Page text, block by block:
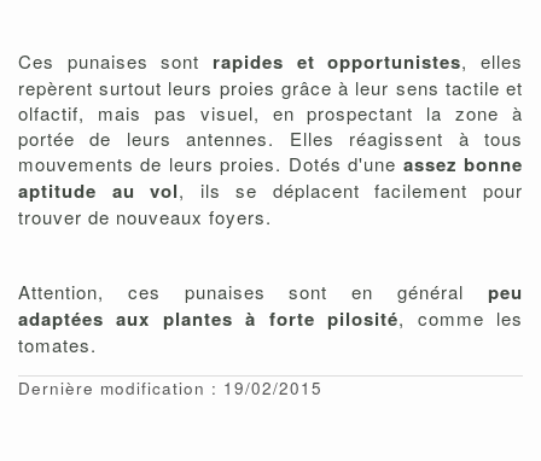
Ces punaises sont rapides et opportunistes, elles
repèrent surtout leurs proies grâce à leur sens tactile et
olfactif, mais pas visuel, en prospectant la zone à
portée de leurs antennes. Elles réagissent à tous
mouvements de leurs proies. Dotés d'une assez bonne
aptitude au vol, ils se déplacent facilement pour
trouver de nouveaux foyers.
Attention, ces punaises sont en général peu
adaptées aux plantes à forte pilosité, comme les
tomates.
Dernière modification : 19/02/2015